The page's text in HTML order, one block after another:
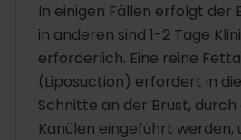
In einigen Fällen erfolgt der
in anderen sind 1-2 Tage
erforderlich. Eine reine
(Liposuction) erfordert in
Schnitte an der Brust, durch
Kanülen eingeführt werden,